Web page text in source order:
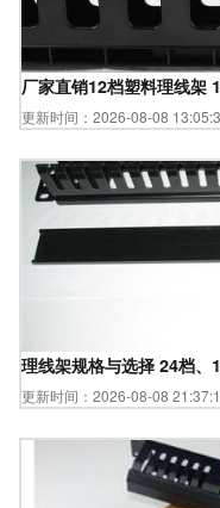
厂家直销12档塑料理线架
更新时间：2026-08-08
理线架规格与选择 24档、
更新时间：2026-08-08